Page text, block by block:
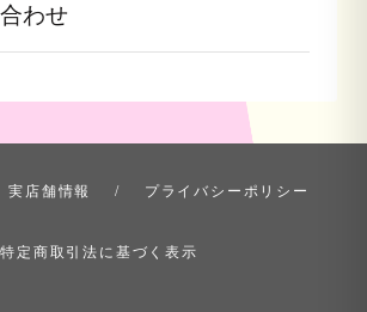
すこと、ご了承くださいま
詳しくはこちら
できます。店舗では利用でき
詳しくはこちら
わせ
実店舗情報 プライバシーポリシー
特定商取引法に基づく表示